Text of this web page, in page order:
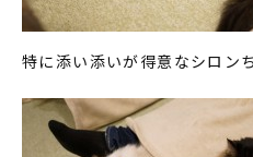
特に添い添いが得意なシロン